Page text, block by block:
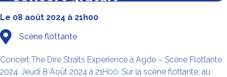
Le 08 août 2024 à 21h00
Scène flottante
Concert The Dire Straits Experience à Agde – Scène Flottante
2024. Jeudi 8 Août 2024 à 21H00. Sur la scène flottante, au